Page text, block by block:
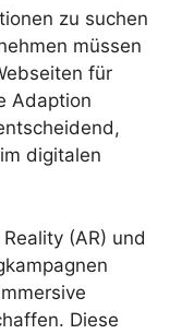
zu suchen
müssen
für
Adaption
digitalen
(AR) und
Diese